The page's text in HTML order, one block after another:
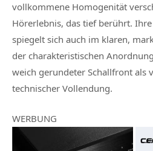
vollkommene Homogenität
Hörerlebnis, das tief berührt.
spiegelt sich auch im klaren,
der charakteristischen
weich gerundeter Schallfront als
technischer Vollendung.
WERBUNG